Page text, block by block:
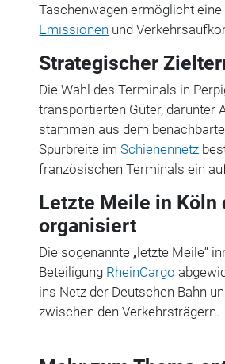
Taschenwagen ermöglicht
Emissionen und
Strategischer
Die Wahl des Terminals in
transportierten Güter, darunter
stammen aus dem
Spurbreite imSchienennetz
französischen Terminals ein
Letzte Meile in Köln
organisiert
Die sogenannte „letzte Meile“
Beteiligung RheinCargo
ins Netz der Deutschen Bahn
zwischen den Verkehrsträgern.